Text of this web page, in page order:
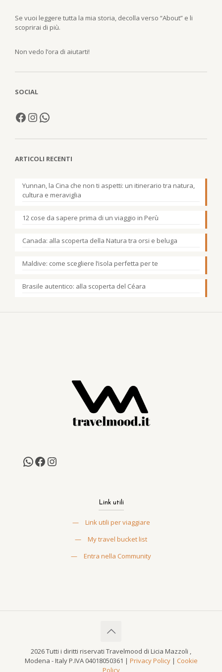
Se vuoi leggere tutta la mia storia, decolla verso “About” e li
scoprirai di più.
Non vedo l’ora di aiutarti!
SOCIAL
ARTICOLI RECENTI
Yunnan, la Cina che non ti aspetti: un itinerario tra natura,
cultura e meraviglia
12 cose da sapere prima di un viaggio in Perù
Canada: alla scoperta della Natura tra orsi e beluga
Maldive: come scegliere l’isola perfetta per te
Brasile autentico: alla scoperta del Céara
Link utili
—
Link utili per viaggiare
—
My travel bucket list
—
Entra nella Community
2026 Tutti i diritti riservati Travelmood di Licia Mazzoli ,
Modena - Italy P.IVA 04018050361 | Privacy Policy| Cookie
Policy